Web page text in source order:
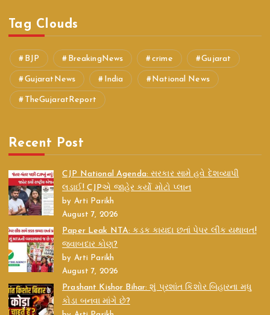
Tag Clouds
BJP BreakingNews crime Gujarat
GujaratNews India National News
TheGujaratReport
Recent Post
CJP National Agenda: સરકાર સામે હવે દેશવ્યાપી
લડાઈ! CJPએ જાહેર કર્યો મોટો પ્લાન
by Arti Parikh
August 7, 2026
Paper Leak NTA: કડક કાયદા છતાં પેપર લીક યથાવત!
જવાબદાર કોણ?
by Arti Parikh
August 7, 2026
Prashant Kishor Bihar: શું પ્રશાંત કિશોર બિહારના મધુ
કોડા બનવા માંગે છે?